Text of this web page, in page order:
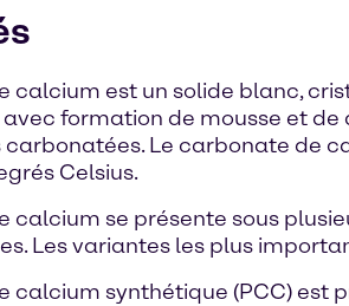
calcium est un solide blanc,
formation de mousse et
Le carbonate de
Celsius.
calcium se présente sous
Les variantes les plus
calcium synthétique (PCC)